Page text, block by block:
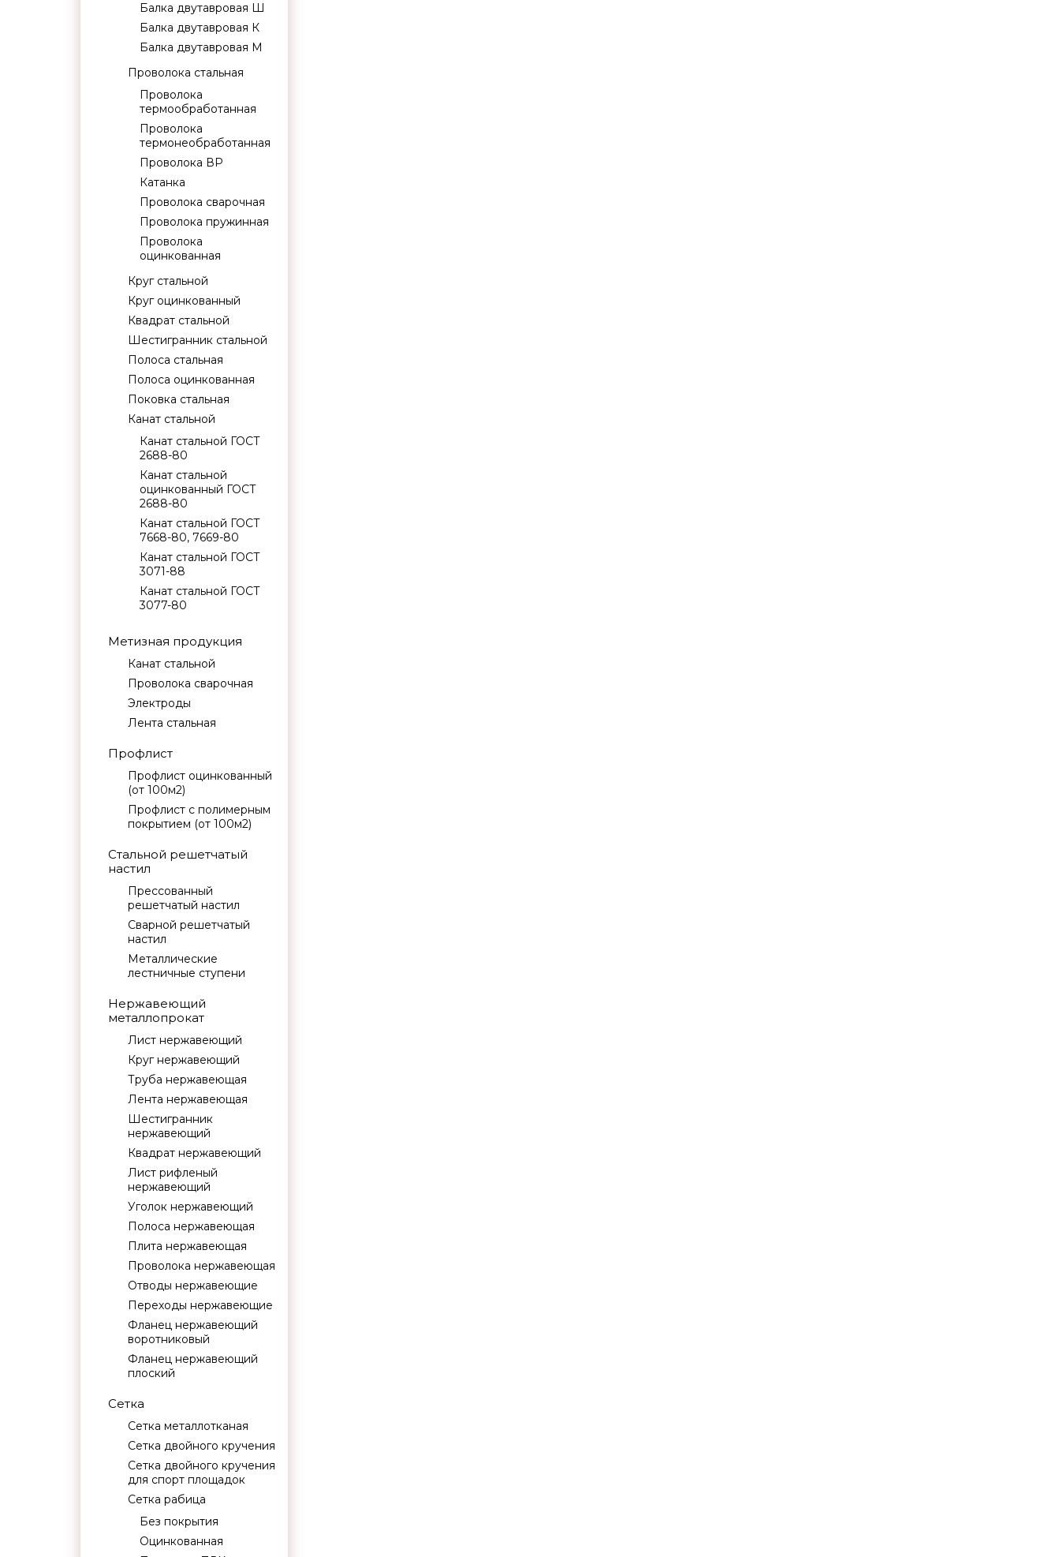
Балка двутавровая Ш
Балка двутавровая К
Балка двутавровая М
Проволока стальная
Проволока
термообработанная
Проволока
термонеобработанная
Проволока ВР
Катанка
Проволока сварочная
Проволока пружинная
Проволока
оцинкованная
Круг стальной
Круг оцинкованный
Квадрат стальной
Шестигранник стальной
Полоса стальная
Полоса оцинкованная
Поковка стальная
Канат стальной
Канат стальной ГОСТ
2688-80
Канат стальной
оцинкованный ГОСТ
2688-80
Канат стальной ГОСТ
7668-80, 7669-80
Канат стальной ГОСТ
3071-88
Канат стальной ГОСТ
3077-80
Метизная продукция
Канат стальной
Проволока сварочная
Электроды
Лента стальная
Профлист
Профлист оцинкованный
(от 100м2)
Профлист с полимерным
покрытием (от 100м2)
Стальной решетчатый
настил
Прессованный
решетчатый настил
Сварной решетчатый
настил
Металлические
лестничные ступени
Нержавеющий
металлопрокат
Лист нержавеющий
Круг нержавеющий
Труба нержавеющая
Лента нержавеющая
Шестигранник
нержавеющий
Квадрат нержавеющий
Лист рифленый
нержавеющий
Уголок нержавеющий
Полоса нержавеющая
Плита нержавеющая
Проволока нержавеющая
Отводы нержавеющие
Переходы нержавеющие
Фланец нержавеющий
воротниковый
Фланец нержавеющий
плоский
Сетка
Сетка металлотканая
Сетка двойного кручения
Сетка двойного кручения
для спорт площадок
Сетка рабица
Без покрытия
Оцинкованная